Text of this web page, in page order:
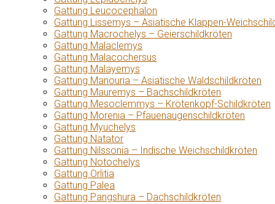
Gattung Leucocephalon
Gattung Lissemys – Asiatische Klappen-
Gattung Macrochelys – Geierschildkröten
Gattung Malaclemys
Gattung Malacochersus
Gattung Malayemys
Gattung Manouria – Asiatische Waldschildkröten
Gattung Mauremys – Bachschildkröten
Gattung Mesoclemmys – Krötenkopf-Schildkröten
Gattung Morenia – Pfauenaugenschildkröten
Gattung Myuchelys
Gattung Natator
Gattung Nilssonia – Indische Weichschildkröten
Gattung Notochelys
Gattung Orlitia
Gattung Palea
Gattung Pangshura – Dachschildkröten